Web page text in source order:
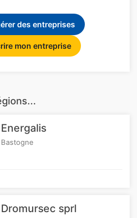
des entreprises
mon entreprise
Energalis
Bastogne
Dromursec sprl